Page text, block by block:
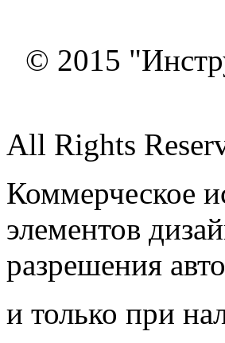
© 2015
All Rights
Коммерческое
элементов
разрешения
и только при